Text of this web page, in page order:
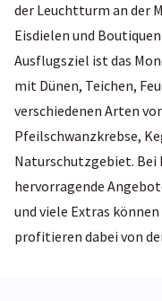
der Leuchtturm an der
Eisdielen und
Ausflugsziel ist das
mit Dünen, Teichen,
verschiedenen Arten
Pfeilschwanzkrebse,
Naturschutzgebiet. Bei
hervorragende
und viele Extras
profitieren dabei von